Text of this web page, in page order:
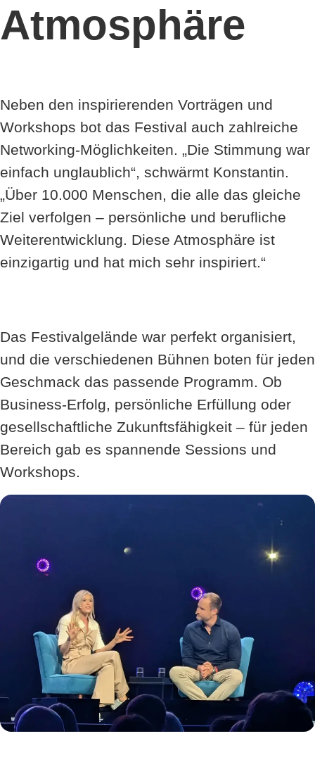
Atmosphäre
Neben den inspirierenden Vorträgen und
Workshops bot das Festival auch zahlreiche
Networking-Möglichkeiten. „Die Stimmung war
einfach unglaublich“, schwärmt Konstantin.
„Über 10.000 Menschen, die alle das gleiche
Ziel verfolgen – persönliche und berufliche
Weiterentwicklung. Diese Atmosphäre ist
einzigartig und hat mich sehr inspiriert.“
Das Festivalgelände war perfekt organisiert,
und die verschiedenen Bühnen boten für jeden
Geschmack das passende Programm. Ob
Business-Erfolg, persönliche Erfüllung oder
gesellschaftliche Zukunftsfähigkeit – für jeden
Bereich gab es spannende Sessions und
Workshops.